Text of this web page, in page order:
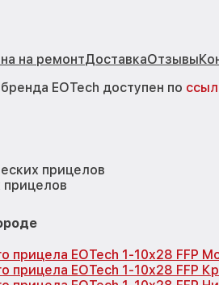
на ремонтДоставкаОтзывы
EOTech доступен по
прицелов
прицелов
прицела EOTech 1-10x28 FFP
прицела EOTech 1-10x28 FFP